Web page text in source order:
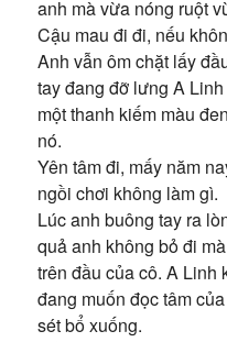
anh mà vừa nóng ruột
Cậu mau đi đi, nếu
Anh vẫn ôm chặt lấy
tay đang đỡ lưng A
một thanh kiếm màu
nó.
Yên tâm đi, mấy năm
ngồi chơi không làm gì.
Lúc anh buông tay ra
quả anh không bỏ đi
trên đầu của cô. A Linh
đang muốn đọc tâm
sét bổ xuống.